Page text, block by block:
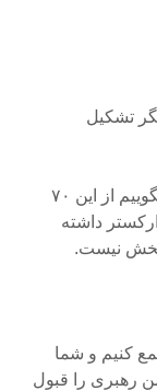
تشکیل
– در کشور ۷۰ میلیونی هرچقدر ارکستر ساخته شود باز هم کم است. حتی اگر بگوییم از این ۷۰
برای آن ۲۰ میلیون چندین ارکستر داشته
بخش نیست.
کنیم و شما
رهبری را قبول